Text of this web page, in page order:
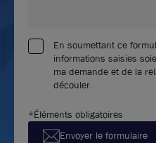
En soumettant ce
informations saisies
ma demande et de la
découler.
*Éléments obligatoires
Envoyer le formulaire